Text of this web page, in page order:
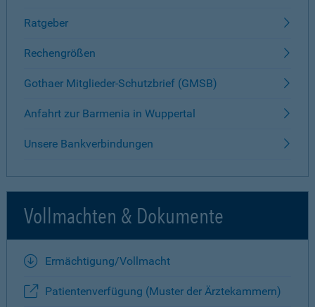
Ratgeber
Rechengrößen
Gothaer Mitglieder-Schutzbrief (GMSB)
Anfahrt zur Barmenia in Wuppertal
Unsere Bankverbindungen
Vollmachten & Dokumente
Ermächtigung/Vollmacht
Patientenverfügung (Muster der Ärztekammern)